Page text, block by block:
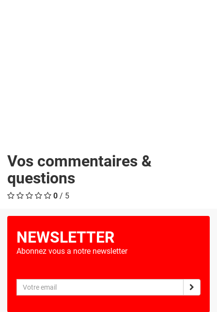
Vos commentaires &
questions
0 / 5
NEWSLETTER
Abonnez vous a notre newsletter